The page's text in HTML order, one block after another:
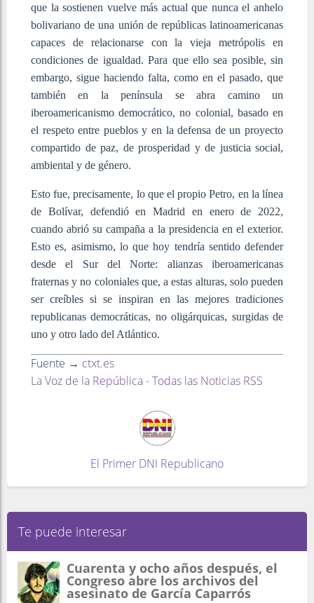
que la sostienen vuelve más actual que nunca el anhelo
bolivariano de una unión de repúblicas latinoamericanas
capaces de relacionarse con la vieja metrópolis en
condiciones de igualdad. Para que ello sea posible, sin
embargo, sigue haciendo falta, como en el pasado, que
también en la península se abra camino un
iberoamericanismo democrático, no colonial, basado en
el respeto entre pueblos y en la defensa de un proyecto
compartido de paz, de prosperidad y de justicia social,
ambiental y de género.
Esto fue, precisamente, lo que el propio Petro, en la línea
de Bolívar, defendió en Madrid en enero de 2022,
cuando abrió su campaña a la presidencia en el exterior.
Esto es, asimismo, lo que hoy tendría sentido defender
desde el Sur del Norte: alianzas iberoamericanas
fraternas y no coloniales que, a estas alturas, solo pueden
ser creíbles si se inspiran en las mejores tradiciones
republicanas democráticas, no oligárquicas, surgidas de
uno y otro lado del Atlántico.
Fuente → ctxt.es
La Voz de la República - Todas las Noticias RSS
El Primer DNI Republicano
Te puede interesar
Cuarenta y ocho años después, el
Congreso abre los archivos del
asesinato de García Caparrós